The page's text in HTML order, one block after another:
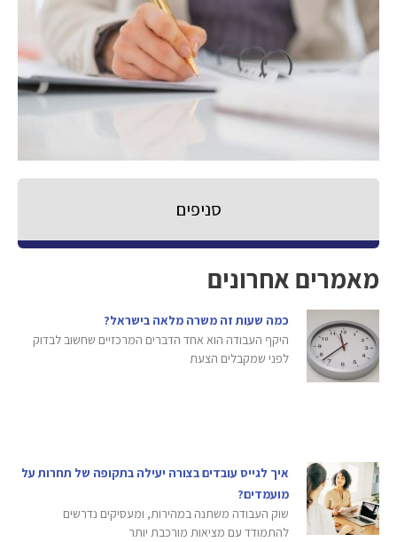
סניפים
מאמרים אחרונים
כמה שעות זה משרה מלאה בישראל?
היקף העבודה הוא אחד הדברים המרכזיים שחשוב לבדוק
לפני שמקבלים הצעת
איך לגייס עובדים בצורה יעילה בתקופה של תחרות על
מועמדים?
שוק העבודה משתנה במהירות, ומעסיקים נדרשים
להתמודד עם מציאות מורכבת יותר